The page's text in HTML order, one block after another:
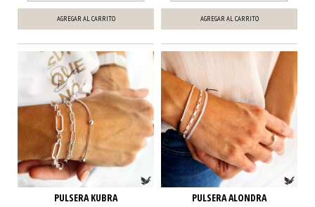
PULSERA KUBRA PULSERA ALONDRA